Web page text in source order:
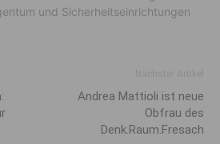
und Sicherheitseinrichtungen
Andrea Mattioli ist neue
Obfrau des
Denk.Raum.Fresach